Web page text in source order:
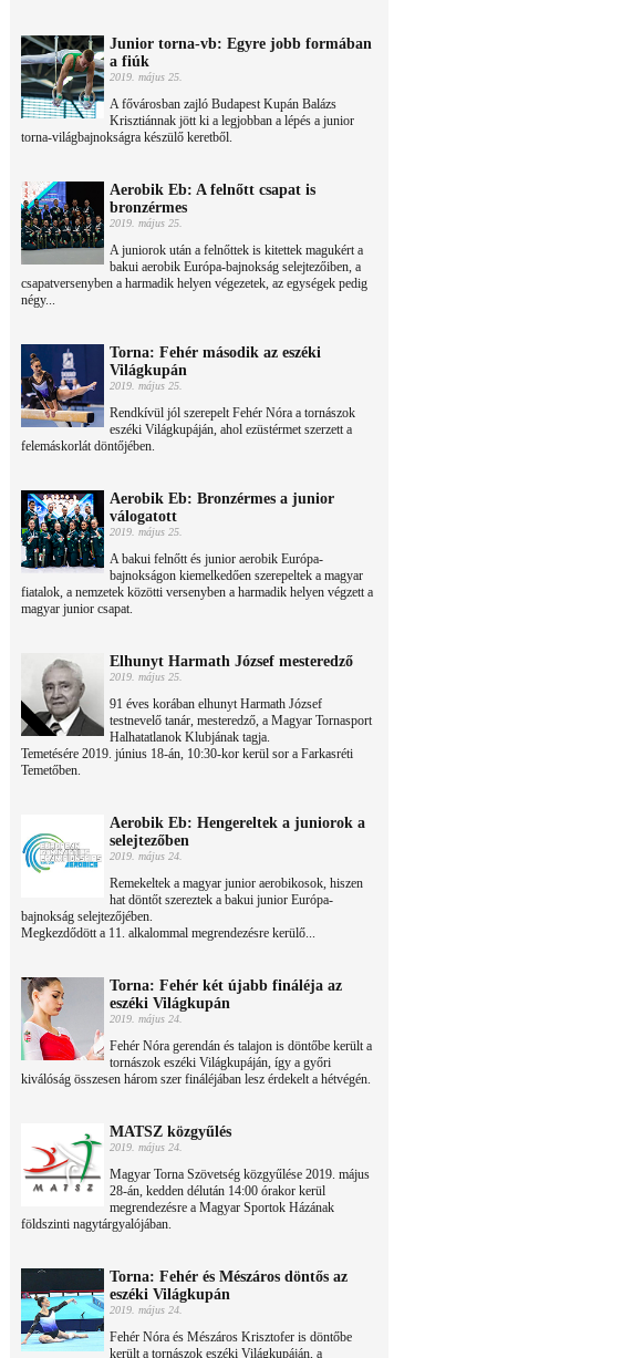
Junior torna-vb: Egyre jobb formában
a fiúk
2019. május 25.
A fővárosban zajló Budapest Kupán Balázs
Krisztiánnak jött ki a legjobban a lépés a junior
torna-világbajnokságra készülő keretből.
Aerobik Eb: A felnőtt csapat is
bronzérmes
2019. május 25.
A juniorok után a felnőttek is kitettek magukért a
bakui aerobik Európa-bajnokság selejtezőiben, a
csapatversenyben a harmadik helyen végezetek, az egységek pedig
négy...
Torna: Fehér második az eszéki
Világkupán
2019. május 25.
Rendkívül jól szerepelt Fehér Nóra a tornászok
eszéki Világkupáján, ahol ezüstérmet szerzett a
felemáskorlát döntőjében.
Aerobik Eb: Bronzérmes a junior
válogatott
2019. május 25.
A bakui felnőtt és junior aerobik Európa-
bajnokságon kiemelkedően szerepeltek a magyar
fiatalok, a nemzetek közötti versenyben a harmadik helyen végzett a
magyar junior csapat.
Elhunyt Harmath József mesteredző
2019. május 25.
91 éves korában elhunyt Harmath József
testnevelő tanár, mesteredző, a Magyar Tornasport
Halhatatlanok Klubjának tagja.
Temetésére 2019. június 18-án, 10:30-kor kerül sor a Farkasréti
Temetőben.
Aerobik Eb: Hengereltek a juniorok a
selejtezőben
2019. május 24.
Remekeltek a magyar junior aerobikosok, hiszen
hat döntőt szereztek a bakui junior Európa-
bajnokság selejtezőjében.
Megkezdődött a 11. alkalommal megrendezésre kerülő...
Torna: Fehér két újabb fináléja az
eszéki Világkupán
2019. május 24.
Fehér Nóra gerendán és talajon is döntőbe került a
tornászok eszéki Világkupáján, így a győri
kiválóság összesen három szer fináléjában lesz érdekelt a hétvégén.
MATSZ közgyűlés
2019. május 24.
Magyar Torna Szövetség közgyűlése 2019. május
28-án, kedden délután 14:00 órakor kerül
megrendezésre a Magyar Sportok Házának
földszinti nagytárgyalójában.
Torna: Fehér és Mészáros döntős az
eszéki Világkupán
2019. május 24.
Fehér Nóra és Mészáros Krisztofer is döntőbe
került a tornászok eszéki Világkupáján, a